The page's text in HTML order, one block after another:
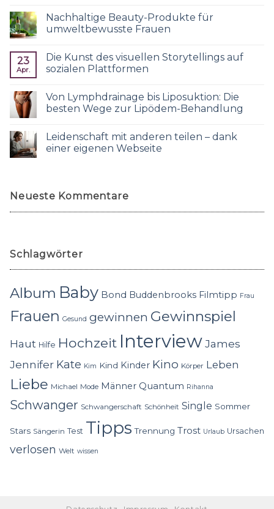
Nachhaltige Beauty-Produkte für
umweltbewusste Frauen
23
Apr.
Die Kunst des visuellen Storytellings auf
sozialen Plattformen
Von Lymphdrainage bis Liposuktion: Die
besten Wege zur Lipödem-Behandlung
Leidenschaft mit anderen teilen – dank
einer eigenen Webseite
Neueste Kommentare
Schlagwörter
Album Baby Bond Buddenbrooks Filmtipp Frau
Frauen Gesund gewinnen Gewinnspiel
Haut Hilfe Hochzeit InterviewJames
Jennifer Kate Kim Kind Kinder Kino Körper Leben
Liebe Michael Mode Männer Quantum Rihanna
Schwanger Schwangerschaft Schönheit Single Sommer
Stars Sängerin Test Tipps Trennung Trost Urlaub Ursachen
verlosen Welt wissen